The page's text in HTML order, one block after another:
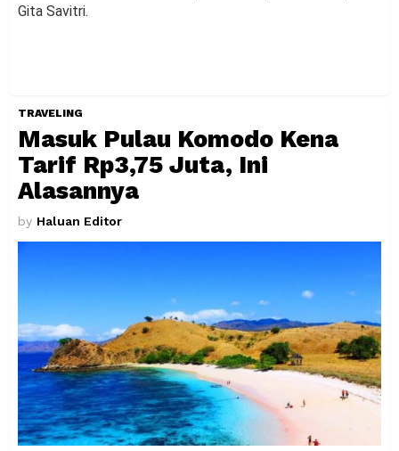
Gita Savitri.
TRAVELING
Masuk Pulau Komodo Kena
Tarif Rp3,75 Juta, Ini
Alasannya
by Haluan Editor